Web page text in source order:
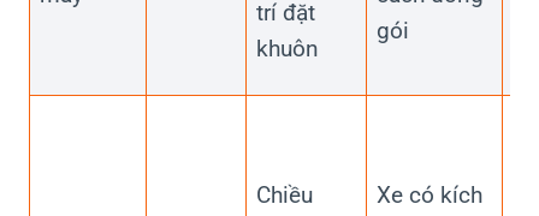
trí đặt
khuôn
gói
Chiều
Xe có kích